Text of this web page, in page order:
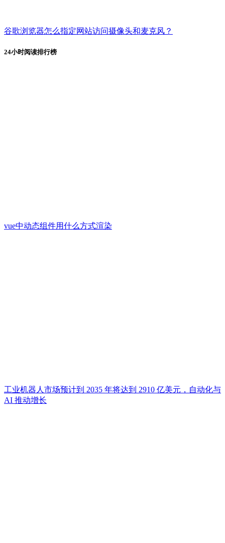
谷歌浏览器怎么指定网站访问摄像头和麦克风？
24小时阅读排行榜
vue中动态组件用什么方式渲染
工业机器人市场预计到 2035 年将达到 2910 亿美元，自动化与
AI 推动增长